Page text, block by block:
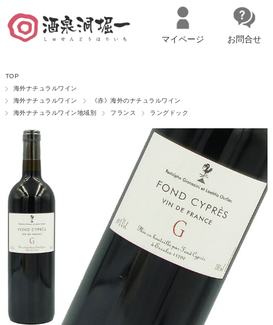
マイページ お問合せ
TOP
海外ナチュラルワイン
海外ナチュラルワイン
《赤》海外のナチュラルワイン
海外ナチュラルワイン地域別
フランス ラングドック